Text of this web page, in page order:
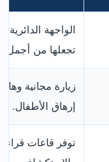
الواجهة الدائرية
تجعلها من أجمل
زيارة مجانية
إرهاق الأطفال.
توفر قاعات